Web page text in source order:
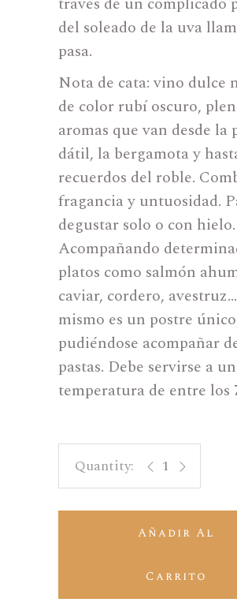
del soleado de la uva
pasa.
Nota de cata: vino dulce
de color rubí oscuro,
aromas que van desde la
dátil, la bergamota y
recuerdos del roble.
fragancia y untuosidad.
degustar solo o con hielo.
Acompañando
platos como salmón
caviar, cordero,
mismo es un postre
pudiéndose acompañar
pastas. Debe servirse a
temperatura de entre los
Pedro Ximénez
Añadir Al
Carrito